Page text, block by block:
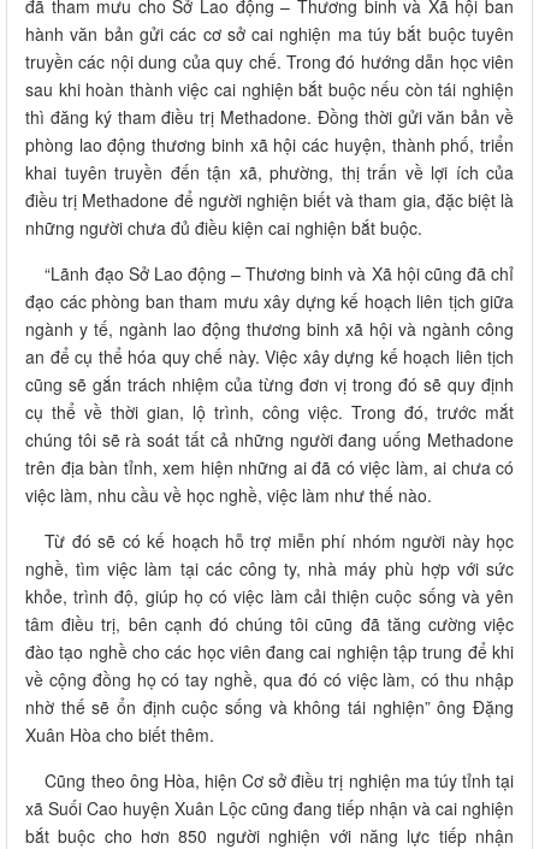
đã tham mưu cho Sở Lao động – Thương binh và Xã hội ban
hành văn bản gửi các cơ sở cai nghiện ma túy bắt buộc tuyên
truyền các nội dung của quy chế. Trong đó hướng dẫn học viên
sau khi hoàn thành việc cai nghiện bắt buộc nếu còn tái nghiện
thì đăng ký tham điều trị Methadone. Đồng thời gửi văn bản về
phòng lao động thương binh xã hội các huyện, thành phố, triển
khai tuyên truyền đến tận xã, phường, thị trấn về lợi ích của
điều trị Methadone để người nghiện biết và tham gia, đặc biệt là
những người chưa đủ điều kiện cai nghiện bắt buộc.
“Lãnh đạo Sở Lao động – Thương binh và Xã hội cũng đã chỉ
đạo các phòng ban tham mưu xây dựng kế hoạch liên tịch giữa
ngành y tế, ngành lao động thương binh xã hội và ngành công
an để cụ thể hóa quy chế này. Việc xây dựng kế hoạch liên tịch
cũng sẽ gắn trách nhiệm của từng đơn vị trong đó sẽ quy định
cụ thể về thời gian, lộ trình, công việc. Trong đó, trước mắt
chúng tôi sẽ rà soát tất cả những người đang uống Methadone
trên địa bàn tỉnh, xem hiện những ai đã có việc làm, ai chưa có
việc làm, nhu cầu về học nghề, việc làm như thế nào.
Từ đó sẽ có kế hoạch hỗ trợ miễn phí nhóm người này học
nghề, tìm việc làm tại các công ty, nhà máy phù hợp với sức
khỏe, trình độ, giúp họ có việc làm cải thiện cuộc sống và yên
tâm điều trị, bên cạnh đó chúng tôi cũng đã tăng cường việc
đào tạo nghề cho các học viên đang cai nghiện tập trung để khi
về cộng đồng họ có tay nghề, qua đó có việc làm, có thu nhập
nhờ thế sẽ ổn định cuộc sống và không tái nghiện” ông Đặng
Xuân Hòa cho biết thêm.
Cũng theo ông Hòa, hiện Cơ sở điều trị nghiện ma túy tỉnh tại
xã Suối Cao huyện Xuân Lộc cũng đang tiếp nhận và cai nghiện
bắt buộc cho hơn 850 người nghiện với năng lực tiếp nhận